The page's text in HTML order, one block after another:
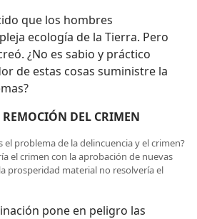
que los hombres
ecología de la Tierra. Pero
¿No es sabio y práctico
de estas cosas suministre la
DEL CRIMEN
el problema de la delincuencia y el crimen?
el crimen con la aprobación de nuevas
prosperidad material no resolvería el
pone en peligro las